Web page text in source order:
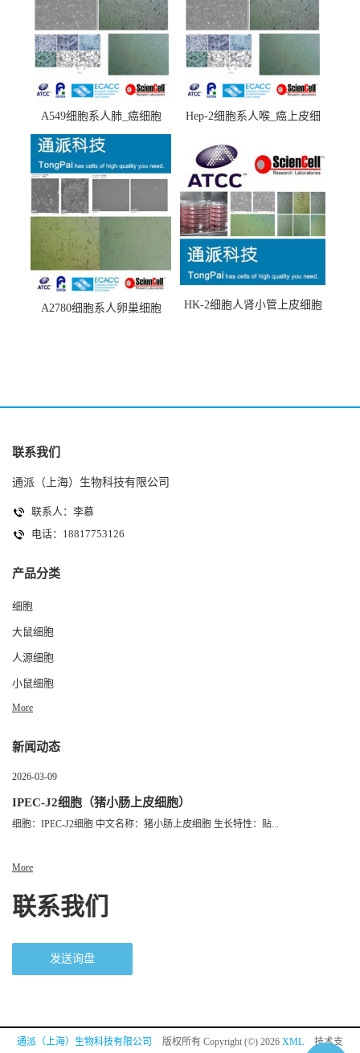
A549细胞系人肺_癌细胞
(A549细胞)
Hep-2细胞系人喉_癌上皮细
A2780细胞系人卵巢细胞
HK-2细胞人肾小管上皮细胞
联系我们
通派（上海）生物科技有限公司
联系人：李慕
电话：18817753126
产品分类
细胞
大鼠细胞
人源细胞
小鼠细胞
More
新闻动态
2026-03-09
IPEC-J2细胞（猪小肠上皮细胞）
细胞：IPEC-J2细胞 中文名称：猪小肠上皮细胞 生长特性：贴...
More
联系我们
发送询盘
通派（上海）生物科技有限公司 版权所有 Copyright (©) 2026 XML 技术支